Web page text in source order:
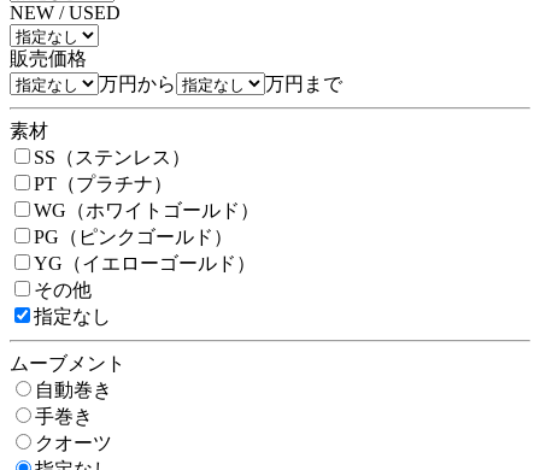
NEW / USED
販売価格
万円から
万円まで
素材
SS（ステンレス）
PT（プラチナ）
WG（ホワイトゴールド）
PG（ピンクゴールド）
YG（イエローゴールド）
その他
指定なし
ムーブメント
自動巻き
手巻き
クオーツ